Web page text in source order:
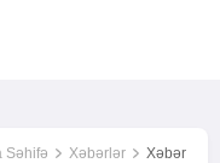
Səhifə Xəbərlər Xəbər